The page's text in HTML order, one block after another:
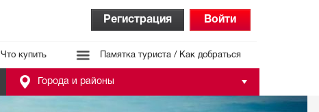
Регистрация Войти
Что купить Памятка туриста / Как добраться
Города и районы